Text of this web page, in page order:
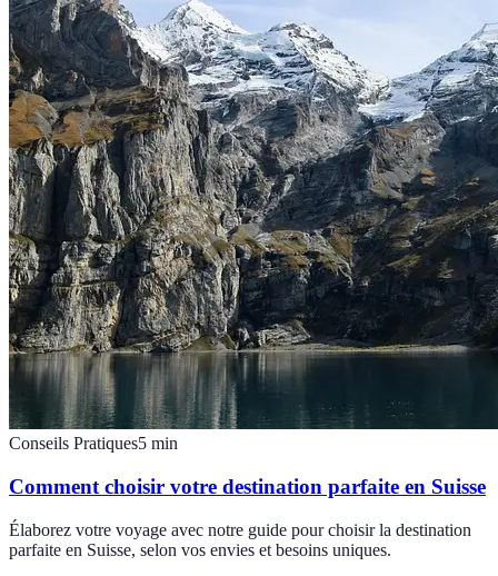
Conseils Pratiques5 min
Comment choisir votre destination parfaite en Suisse
Élaborez votre voyage avec notre guide pour choisir la destination
parfaite en Suisse, selon vos envies et besoins uniques.